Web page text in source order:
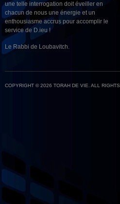
une telle interrogation doit éveiller en
chacun de nous une énergie et un
enthousiasme accrus pour accomplir le
service de D.ieu !
Le Rabbi de Loubavitch.
COPYRIGHT © 2026 TORAH DE VIE. ALL